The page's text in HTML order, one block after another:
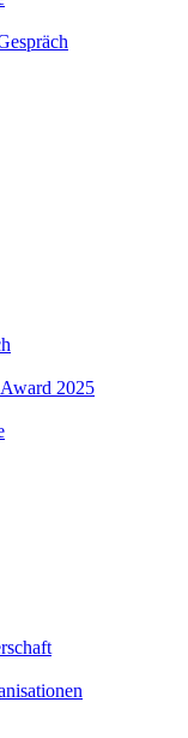
2025